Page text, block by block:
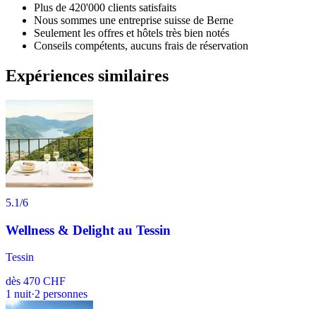
Plus de 420'000 clients satisfaits
Nous sommes une entreprise suisse de Berne
Seulement les offres et hôtels très bien notés
Conseils compétents, aucuns frais de réservation
Expériences similaires
5.1/6
Wellness & Delight au Tessin
Tessin
dès 470 CHF
1 nuit·2 personnes